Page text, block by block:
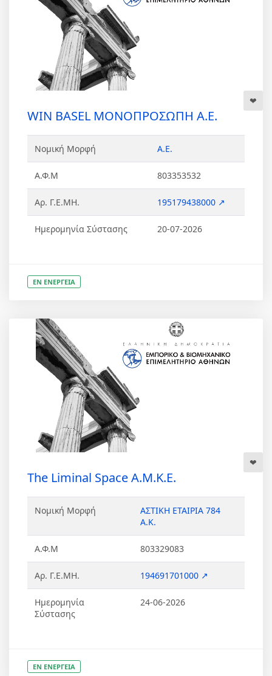
WIN BASEL ΜΟΝΟΠΡΟΣΩΠΗ Α.Ε.
Νομική Μορφή Α.Ε.
Α.Φ.Μ 803353532
Αρ. Γ.Ε.ΜΗ. 195179438000 ↗
Ημερομηνία Σύστασης 20-07-2026
ΕΝ ΕΝΕΡΓΕΙΑ
The Liminal Space Α.Μ.Κ.Ε.
Νομική Μορφή
ΑΣΤΙΚΗ ΕΤΑΙΡΙΑ 784
Α.Κ.
Α.Φ.Μ 803329083
Αρ. Γ.Ε.ΜΗ. 194691701000 ↗
Ημερομηνία
Σύστασης
24-06-2026
ΕΝ ΕΝΕΡΓΕΙΑ